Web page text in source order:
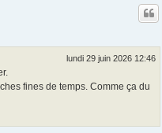
lundi 29 juin 2026 12:46
fines de temps. Comme ça du